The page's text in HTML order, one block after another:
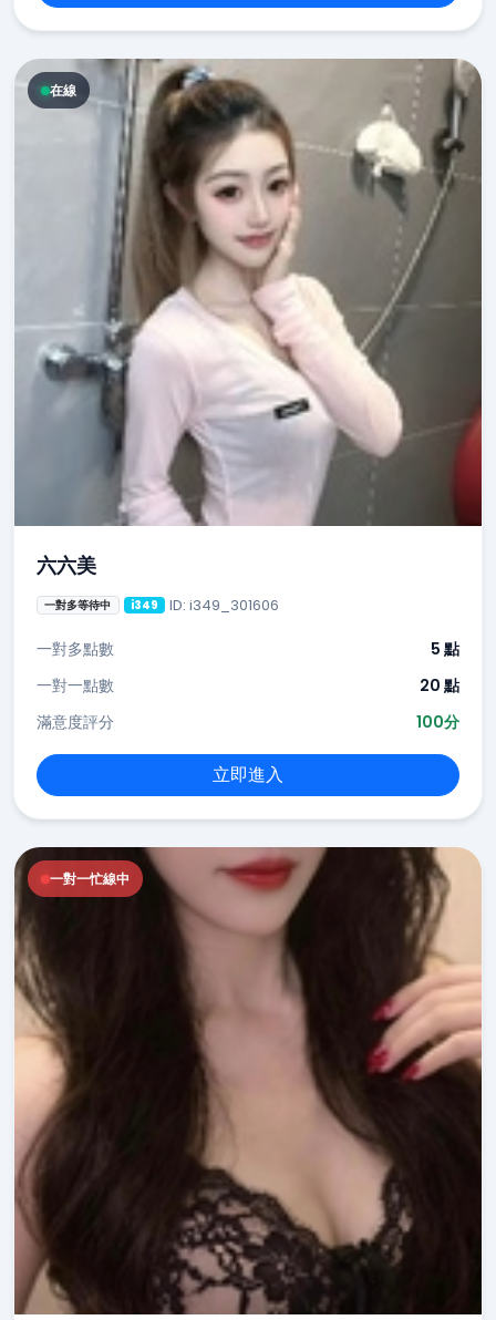
在線
六六美
一對多等待中 i349 ID: i349_301606
一對多點數
5 點
一對一點數
20 點
滿意度評分
100分
立即進入
一對一忙線中